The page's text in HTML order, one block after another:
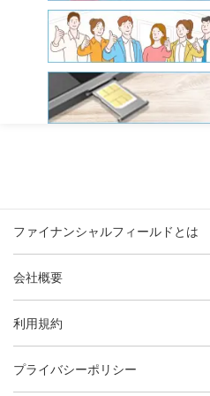
ファイナンシャルフィールドとは
会社概要
利用規約
プライバシーポリシー